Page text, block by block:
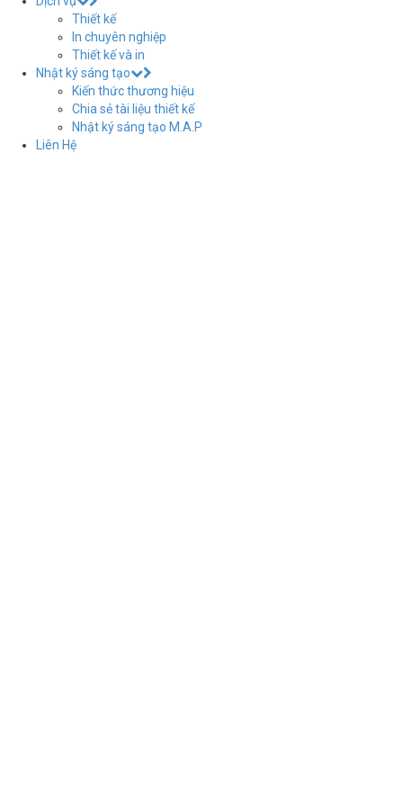
Thiết kế
In chuyên nghiệp
Thiết kế và in
Nhật ký sáng tạo
Kiến thức thương hiệu
Chia sẻ tài liệu thiết kế
Nhật ký sáng tạo M.A.P
Liên Hệ